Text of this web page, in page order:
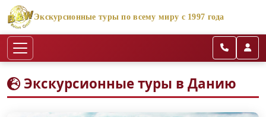
Экскурсионные туры по всему миру с 1997 года
Экскурсионные туры в Данию